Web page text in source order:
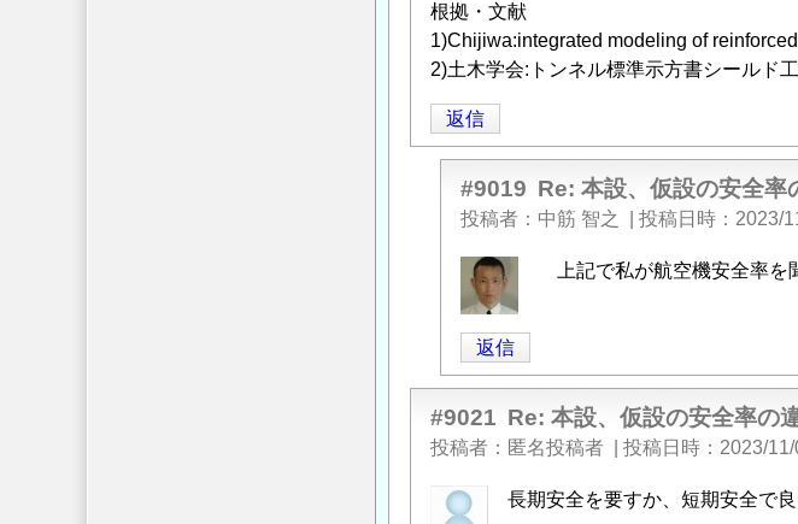
根拠・文献
1)Chijiwa:integrated modeling of
2)土木学会:トンネル標準示方書シールド
返信
#9019 Re: 本設、仮設の安全率
投稿者 中筋 智之 投稿日時 2023/
中
筋
智
之
に
よ
る
本
上記で私が航空機安全率を
返信
#9021 Re: 本設、仮設の安全率の
投稿者 匿名投稿者 投稿日時 2023/
長期安全を要すか、短期安全で良